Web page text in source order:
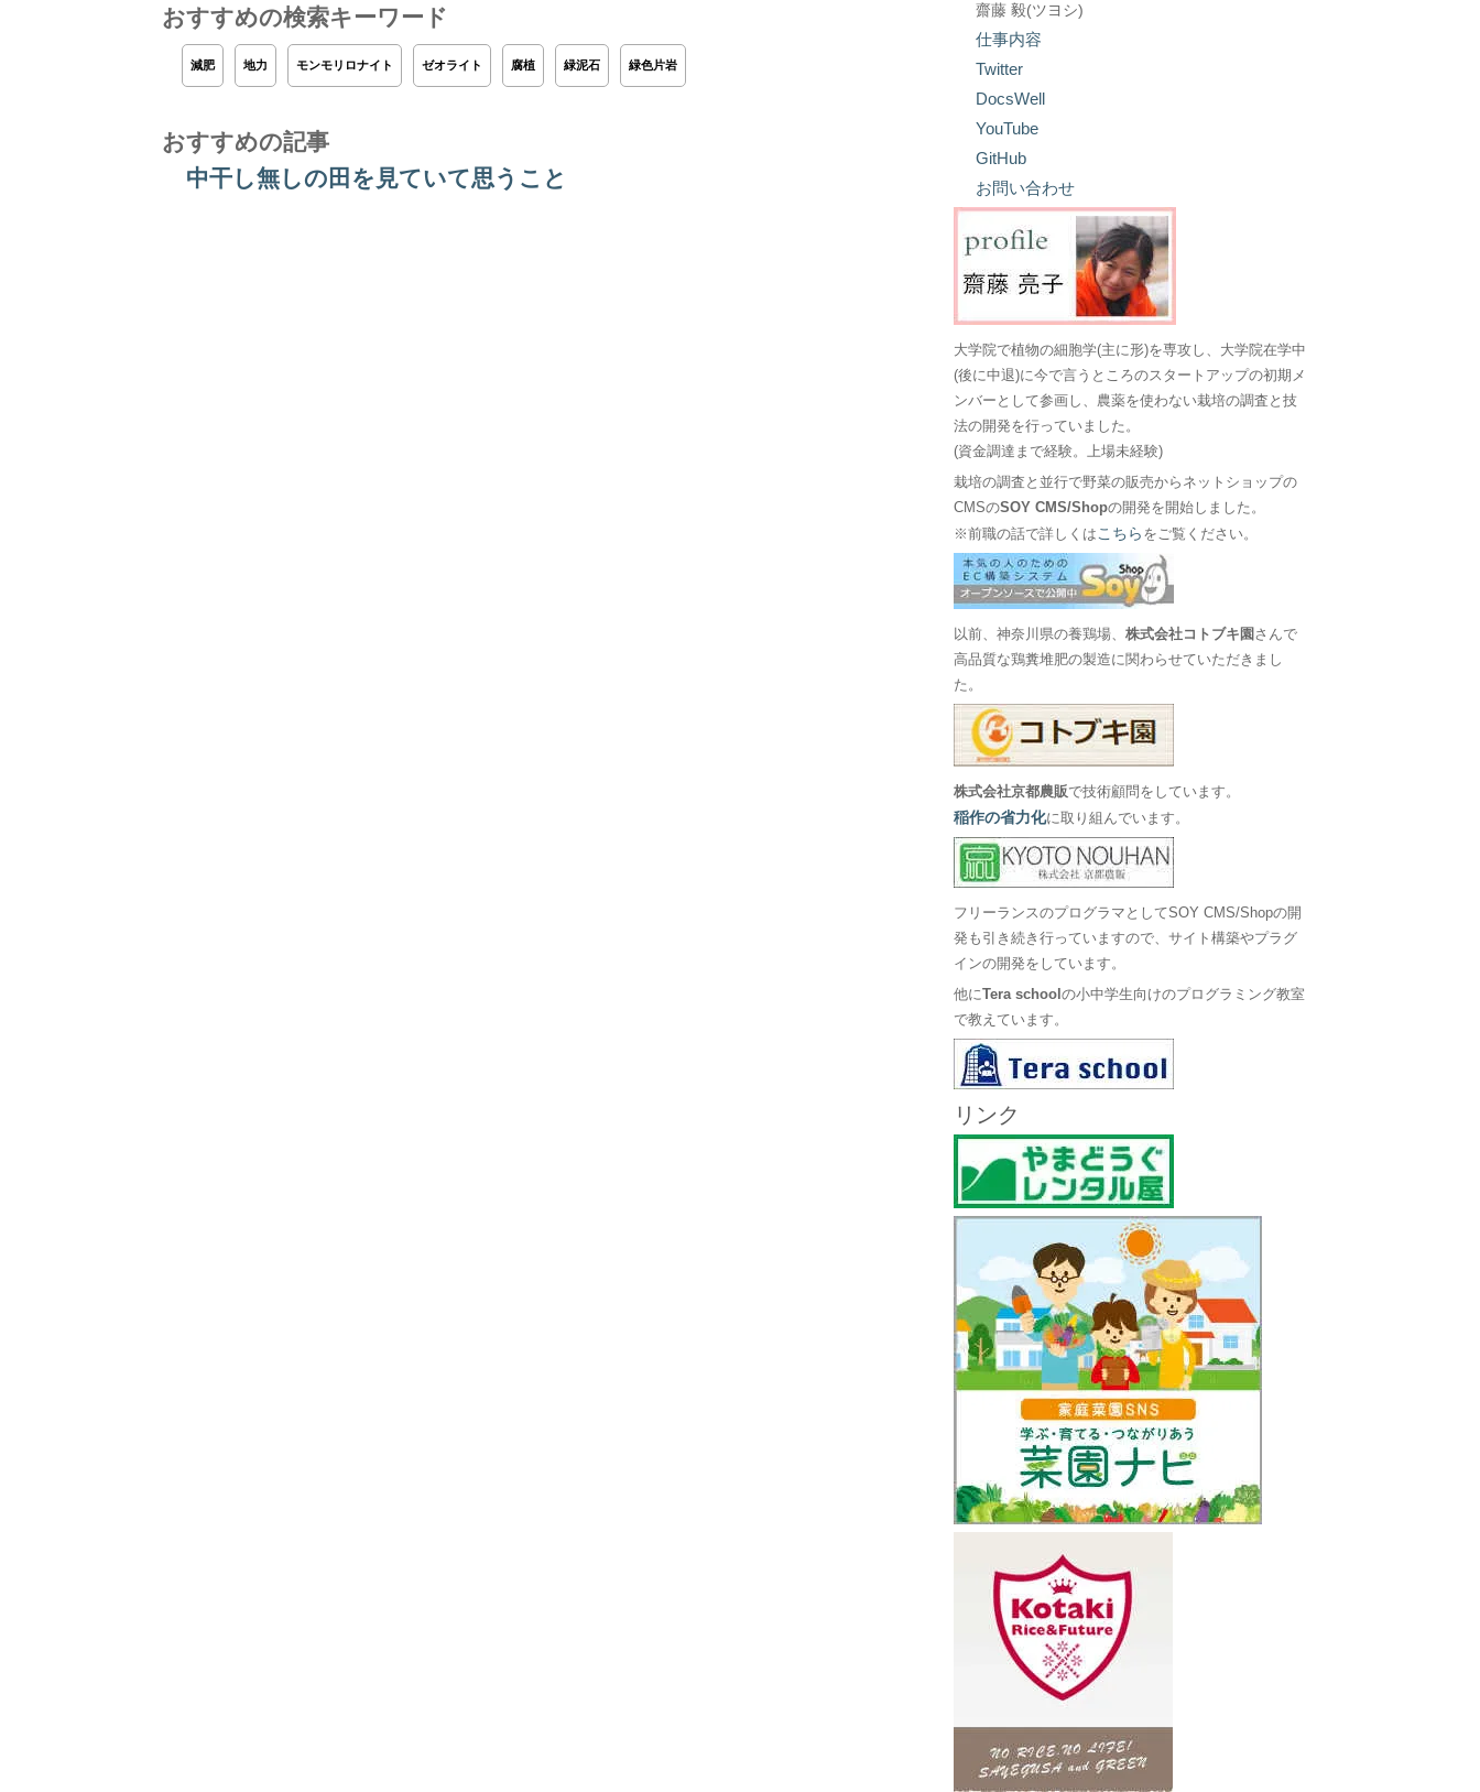
おすすめの検索キーワード
減肥 地力 モンモリロナイト ゼオライト 腐植 緑泥石 緑色片岩
おすすめの記事
中干し無しの田を見ていて思うこと
齋藤 毅(ツヨシ)
仕事内容
Twitter
DocsWell
YouTube
GitHub
お問い合わせ
大学院で植物の細胞学(主に形)を専攻し、大学院在学中
(後に中退)に今で言うところのスタートアップの初期メ
ンバーとして参画し、農薬を使わない栽培の調査と技
法の開発を行っていました。
(資金調達まで経験。上場未経験)
栽培の調査と並行で野菜の販売からネットショップの
CMSのSOY CMS/Shopの開発を開始しました。
※前職の話で詳しくは こちら をご覧ください。
以前、神奈川県の養鶏場、株式会社コトブキ園 さんで
高品質な鶏糞堆肥の製造に関わらせていただきまし
た。
株式会社京都農販で技術顧問をしています。
稲作の省力化に取り組んでいます。
フリーランスのプログラマとしてSOY CMS/Shopの開
発も引き続き行っていますので、サイト構築やプラグ
インの開発をしています。
他にTera schoolの小中学生向けのプログラミング教室
で教えています。
リンク